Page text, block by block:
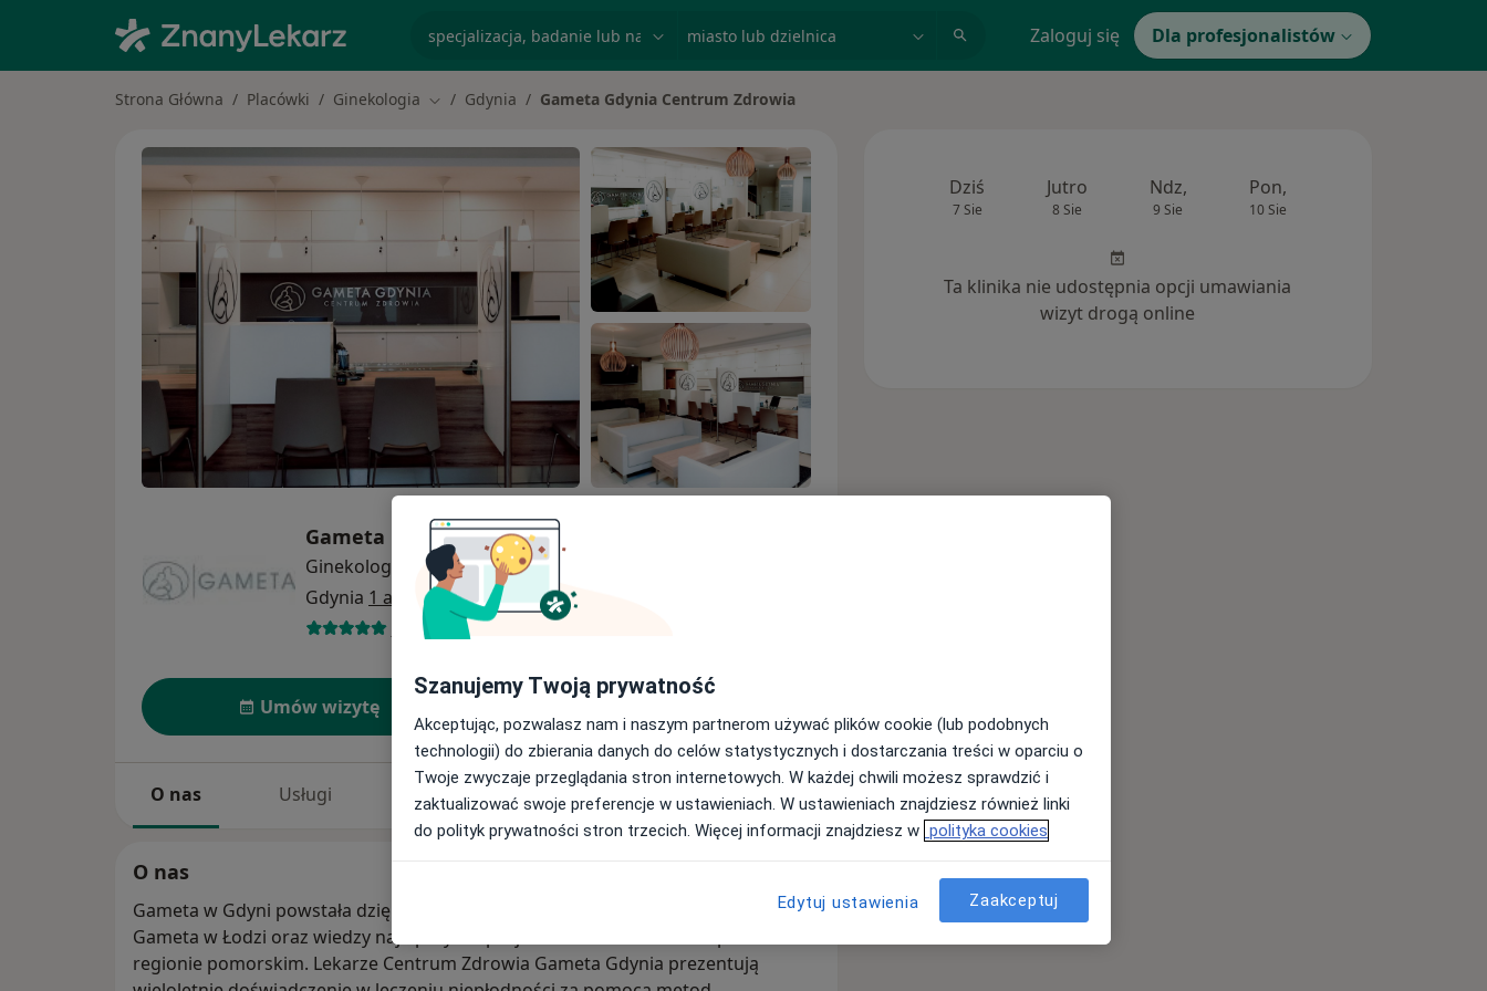
Zaloguj się Dla profesjonalistów
Strona Główna Placówki Ginekologia Zmień miasto
Gdynia Gameta Gdynia Centrum Zdrowia
Gameta Gdynia Centrum Zdrowia
Ginekologia
więcej
Gdynia 1 adres
342 opinie
Umów wizytę
O nas Usługi Specjaliści Adresy Opinie
O nas
Gameta w Gdyni powstała dzięki połączeniu wieloletnich doświadczeń Kliniki
Gameta w Łodzi oraz wiedzy najlepszych specjalistów w dziedzinie niepłodności w
regionie pomorskim. Lekarze Centrum Zdrowia Gameta Gdynia prezentują
Dziś
7 Sie
Jutro
8 Sie
Ndz,
9 Sie
Pon,
10 Sie
Ta klinika nie udostępnia opcji umawiania
wizyt drogą online
Szanujemy Twoją prywatność
Akceptując, pozwalasz nam i naszym partnerom używać plików cookie (lub podobnych
technologii) do zbierania danych do celów statystycznych i dostarczania treści w oparciu o
Twoje zwyczaje przeglądania stron internetowych. W każdej chwili możesz sprawdzić i
zaktualizować swoje preferencje w ustawieniach. W ustawieniach znajdziesz również linki
do polityk prywatności stron trzecich. Więcej informacji znajdziesz w polityka cookies
Edytuj ustawienia Zaakceptuj